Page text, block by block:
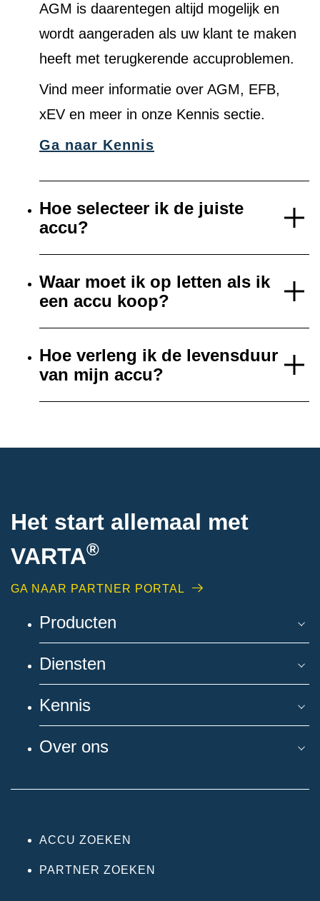
AGM is daarentegen altijd mogelijk en
wordt aangeraden als uw klant te maken
heeft met terugkerende accuproblemen.
Vind meer informatie over AGM, EFB,
xEV en meer in onze Kennis sectie.
Ga naar Kennis
Hoe selecteer ik de juiste
accu?
Waar moet ik op letten als ik
een accu koop?
Hoe verleng ik de levensduur
van mijn accu?
Het start allemaal met
VARTA®
GA NAAR PARTNER PORTAL
Producten
Diensten
Kennis
Over ons
ACCU ZOEKEN
PARTNER ZOEKEN